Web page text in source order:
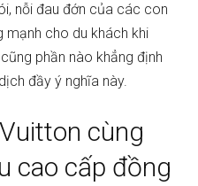
nỗi đau đớn của các con
cho du khách khi
phần nào khẳng định
đầy ý nghĩa này.
cùng
cao cấp đồng